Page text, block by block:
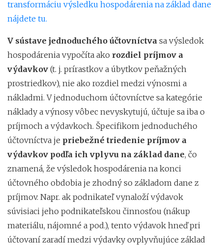
transformáciu výsledku hospodárenia na základ dane
nájdete tu.
V sústave jednoduchého účtovníctva sa výsledok
hospodárenia vypočíta ako rozdiel príjmov a
výdavkov (t. j. prírastkov a úbytkov peňažných
prostriedkov), nie ako rozdiel medzi výnosmi a
nákladmi. V jednoduchom účtovníctve sa kategórie
náklady a výnosy vôbec nevyskytujú, účtuje sa iba o
príjmoch a výdavkoch. Špecifikom jednoduchého
účtovníctva je priebežné triedenie príjmov a
výdavkov podľa ich vplyvu na základ dane, čo
znamená, že výsledok hospodárenia na konci
účtovného obdobia je zhodný so základom dane z
príjmov. Napr. ak podnikateľ vynaloží výdavok
súvisiaci jeho podnikateľskou činnosťou (nákup
materiálu, nájomné a pod.), tento výdavok hneď pri
účtovaní zaradí medzi výdavky ovplyvňujúce základ